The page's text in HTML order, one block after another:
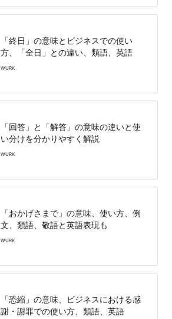
「終日」の意味とビジネスでの使い
方、「全日」との違い、類語、英語
WURK
「回答」と「解答」の意味の違いと使
い分けを分かりやすく解説
WURK
「おかげさまで」の意味、使い方、例
文、類語、敬語と英語表現も
WURK
「恐縮」の意味、ビジネスにおける感
謝・謝罪での使い方、類語、英語